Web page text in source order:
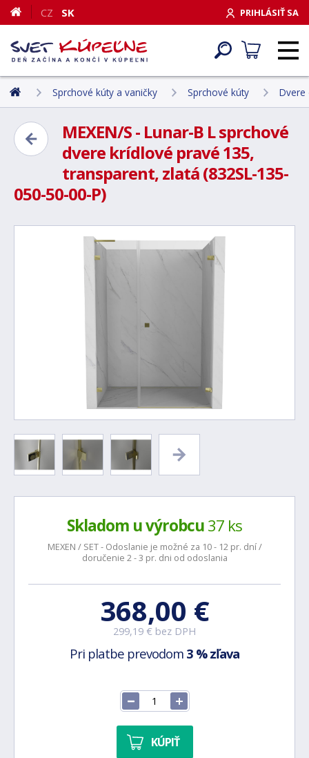
PRIHLÁSIŤ SA
CZ SK
Sprchové kúty a vaničky Sprchové kúty Dvere
MEXEN/S - Lunar-B L sprchové
dvere krídlové pravé 135,
transparent, zlatá (832SL-135-
050-50-00-P)
Skladom u výrobcu37 ks
MEXEN / SET - Odoslanie je možné za 10 - 12 pr. dní /
doručenie 2 - 3 pr. dni od odoslania
368,00 €
299,19 € bez DPH
Pri platbe prevodom 3 % zľava
KÚPIŤ